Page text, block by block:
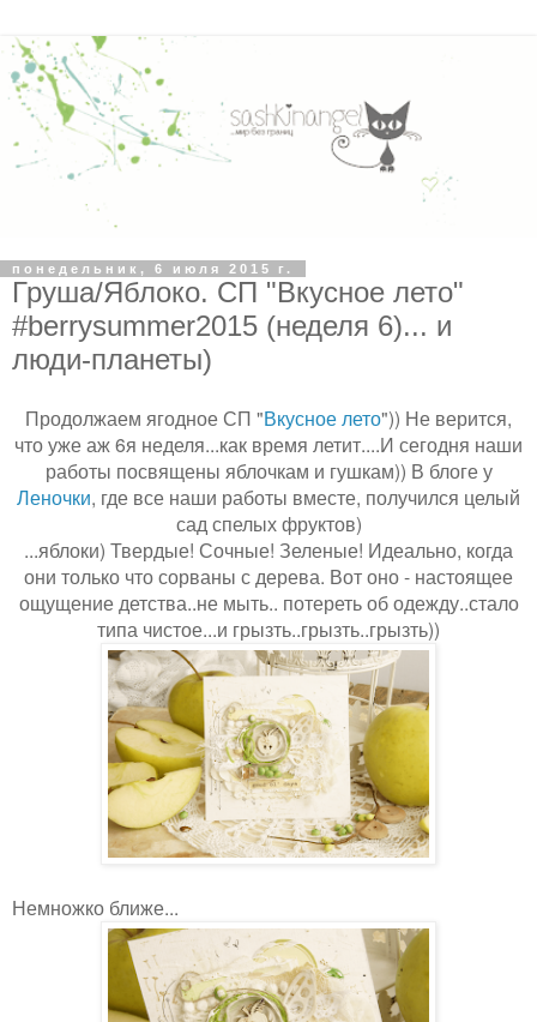
понедельник, 6 июля 2015 г.
Груша/Яблоко. СП "Вкусное лето"
#berrysummer2015 (неделя 6)... и
люди-планеты)
Продолжаем ягодное СП "Вкусное лето")) Не верится,
что уже аж 6я неделя...как время летит....И сегодня наши
работы посвящены яблочкам и гушкам)) В блоге у
Леночки, где все наши работы вместе, получился целый
сад спелых фруктов)
...яблоки) Твердые! Сочные! Зеленые! Идеально, когда
они только что сорваны с дерева. Вот оно - настоящее
ощущение детства..не мыть.. потереть об одежду..стало
типа чистое...и грызть..грызть..грызть))
Немножко ближе...